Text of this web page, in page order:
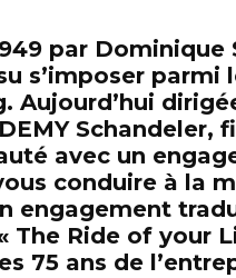
par
s’imposer parmi
Aujourd’hui
Schandeler,
avec un
conduire à la
engagement
The Ride of your
75 ans de